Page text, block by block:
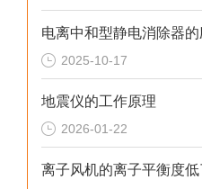
2025-10-17
地震仪的工作原理
2026-01-22
离子风机的离子平衡度